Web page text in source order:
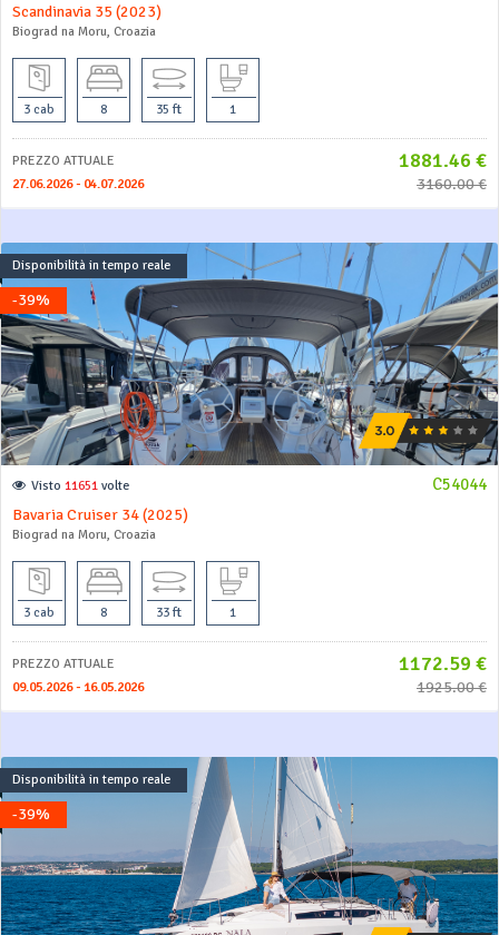
Scandinavia 35 (2023)
Biograd na Moru, Croazia
3 cab 8 35 ft 1
PREZZO ATTUALE 1881.46 €
27.06.2026 - 04.07.2026 3160.00 €
-39%
Disponibilità in tempo reale
C54044
Visto 11651 volte
Bavaria Cruiser 34 (2025)
Biograd na Moru, Croazia
3 cab 8 33 ft 1
PREZZO ATTUALE 1172.59 €
09.05.2026 - 16.05.2026 1925.00 €
-39%
Disponibilità in tempo reale